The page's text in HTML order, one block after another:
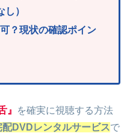
）
？現状の確認ポイン
』
を確実に視聴する方法
配DVDレンタルサービスで